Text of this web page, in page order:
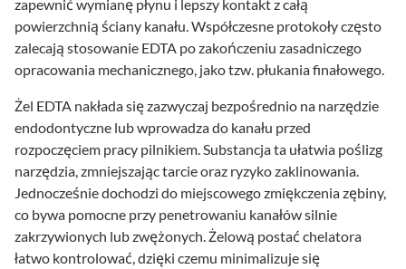
zapewnić wymianę płynu i lepszy kontakt z całą
powierzchnią ściany kanału. Współczesne protokoły często
zalecają stosowanie EDTA po zakończeniu zasadniczego
opracowania mechanicznego, jako tzw. płukania finałowego.
Żel EDTA nakłada się zazwyczaj bezpośrednio na narzędzie
endodontyczne lub wprowadza do kanału przed
rozpoczęciem pracy pilnikiem. Substancja ta ułatwia poślizg
narzędzia, zmniejszając tarcie oraz ryzyko zaklinowania.
Jednocześnie dochodzi do miejscowego zmiękczenia zębiny,
co bywa pomocne przy penetrowaniu kanałów silnie
zakrzywionych lub zwężonych. Żelową postać chelatora
łatwo kontrolować, dzięki czemu minimalizuje się